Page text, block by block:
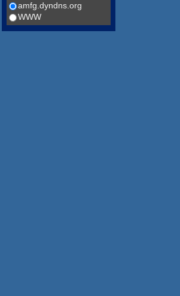
amfg.dyndns.org
WWW